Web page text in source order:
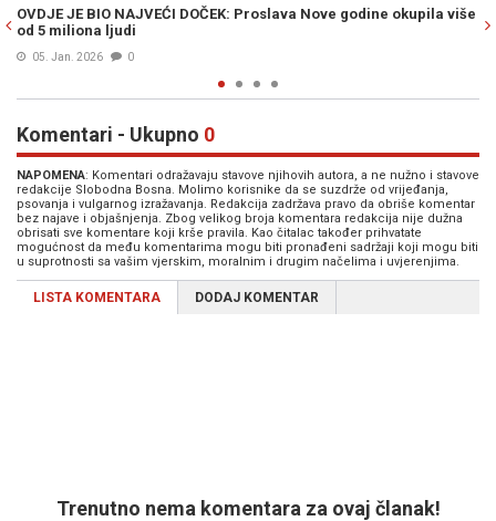
godine okupila više KO BI SE OVOME NADAO: MUP objavio da je
Komentari - Ukupno 0
NAPOMENA: Komentari odražavaju stavove njihovih autora, a ne nužno i stavove
redakcije Slobodna Bosna. Molimo korisnike da se suzdrže od vrijeđanja,
psovanja i vulgarnog izražavanja. Redakcija zadržava pravo da obriše komentar
bez najave i objašnjenja. Zbog velikog broja komentara redakcija nije dužna
obrisati sve komentare koji krše pravila. Kao čitalac također prihvatate
mogućnost da među komentarima mogu biti pronađeni sadržaji koji mogu biti
u suprotnosti sa vašim vjerskim, moralnim i drugim načelima i uvjerenjima.
LISTA KOMENTARA DODAJ KOMENTAR
Trenutno nema komentara za ovaj članak!